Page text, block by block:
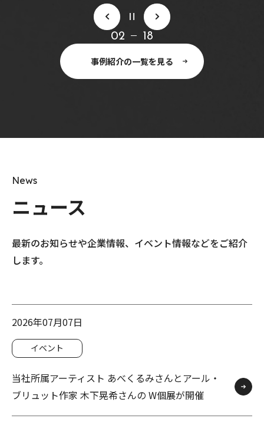
一時停止
02 18
事例紹介の一覧を見る
News
ニュース
最新のお知らせや企業情報、イベント情報などをご紹介
します。
2026年07月07日
イベント
当社所属アーティスト あべくるみさんとアール・
ブリュット作家 木下晃希さんの W個展が開催